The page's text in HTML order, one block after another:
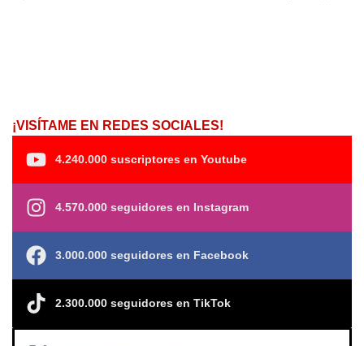
¡VISÍTAME EN REDES SOCIALES!
4.240.000 suscriptores en Youtube
4.570.000 seguidores en Instagram
3.000.000 seguidores en Facebook
2.300.000 seguidores en TikTok